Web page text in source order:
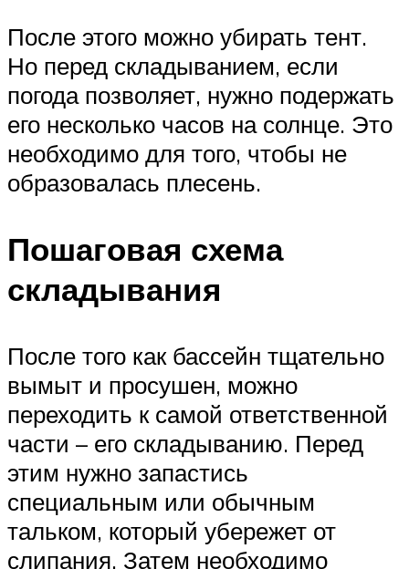
После этого можно убирать тент.
Но перед складыванием, если
погода позволяет, нужно подержать
его несколько часов на солнце. Это
необходимо для того, чтобы не
образовалась плесень.
Пошаговая схема
складывания
После того как бассейн тщательно
вымыт и просушен, можно
переходить к самой ответственной
части – его складыванию. Перед
этим нужно запастись
специальным или обычным
тальком, который убережет от
слипания. Затем необходимо